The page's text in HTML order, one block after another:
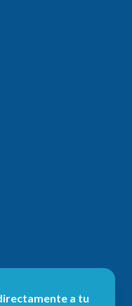
a tu